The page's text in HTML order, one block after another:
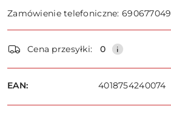
Zamówienie telefoniczne: 690677049
Wyślij
i
dostawa
Cena przesyłki: 0
EAN: 4018754240074